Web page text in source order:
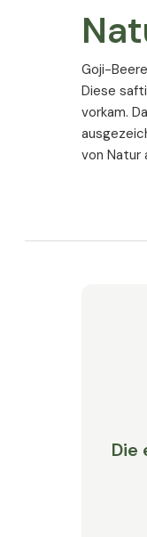
Goji-
Diese
vorkam.
von Natur
Die